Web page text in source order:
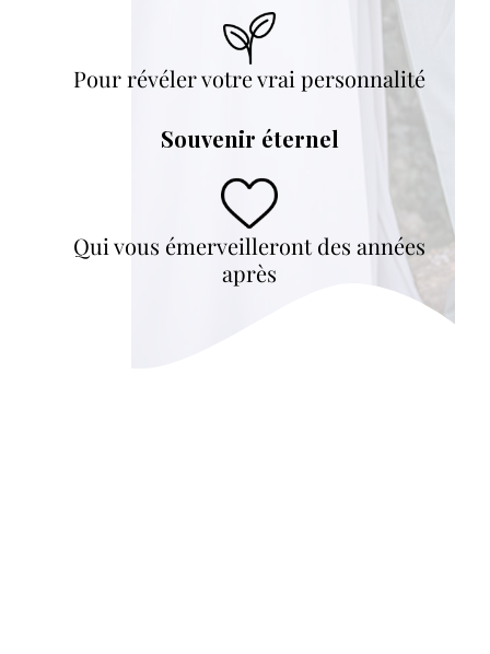
Pour révéler votre vrai personnalité
Souvenir éternel
Qui vous émerveilleront des années
après